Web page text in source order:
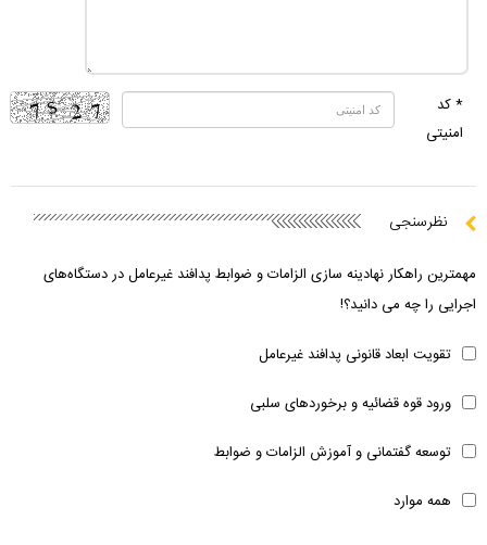
* کد
امنیتی
نظرسنجی
مهمترین راهکار نهادینه سازی الزامات و ضوابط پدافند غیرعامل در دستگاه‌های
اجرایی را چه می دانید؟!
تقویت ابعاد قانونی پدافند غیرعامل
ورود قوه قضائیه و برخوردهای سلبی
توسعه گفتمانی و آموزش الزامات و ضوابط
همه موارد